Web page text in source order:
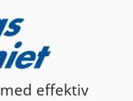
effektiv